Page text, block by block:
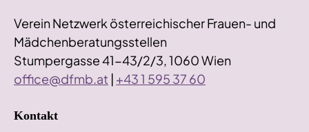
Verein Netzwerk österreichischer Frauen- und
Mädchenberatungsstellen
Stumpergasse 41-43/2/3, 1060 Wien
office@dfmb.at | +43 1 595 37 60
Kontakt